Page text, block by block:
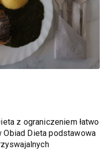
z ograniczeniem łatwo
Obiad Dieta podstawowa